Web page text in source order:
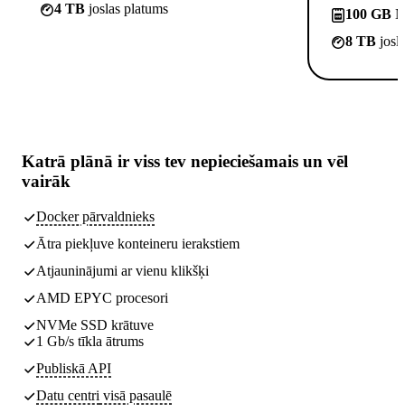
4 TB joslas platums
100 GB
8 TB
Katrā plānā ir viss tev nepieciešamais un vēl
vairāk
Docker pārvaldnieks
Ātra piekļuve konteineru ierakstiem
Atjauninājumi ar vienu klikšķi
AMD EPYC procesori
NVMe SSD krātuve
1 Gb/s tīkla ātrums
Publiskā API
Datu centri visā pasaulē